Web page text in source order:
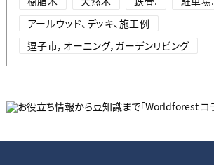
アールウッド、デッキ、施工例
逗子市，オーニング，ガーデンリビング